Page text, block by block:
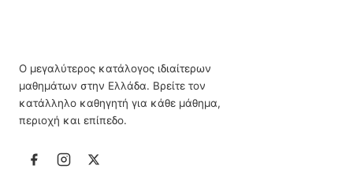
Ο μεγαλύτερος κατάλογος ιδιαίτερων
μαθημάτων στην Ελλάδα. Βρείτε τον
κατάλληλο καθηγητή για κάθε μάθημα,
περιοχή και επίπεδο.